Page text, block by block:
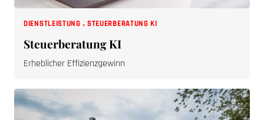
DIENSTLEISTUNG , STEUERBERATUNG KI
Steuerberatung KI
Erheblicher Effizienzgewinn